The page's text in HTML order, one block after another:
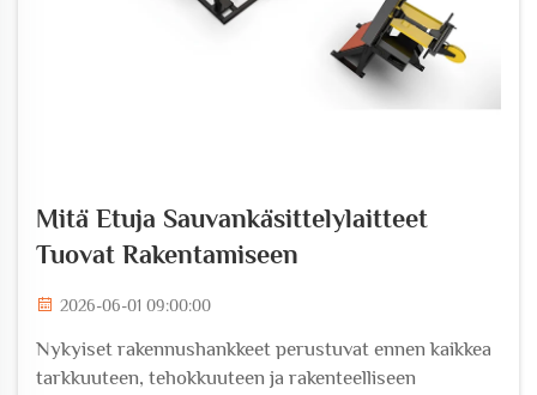
Mitä Etuja Sauvankäsittelylaitteet
Tuovat Rakentamiseen
2026-06-01 09:00:00
Nykyiset rakennushankkeet perustuvat ennen kaikkea
tarkkuuteen, tehokkuuteen ja rakenteelliseen